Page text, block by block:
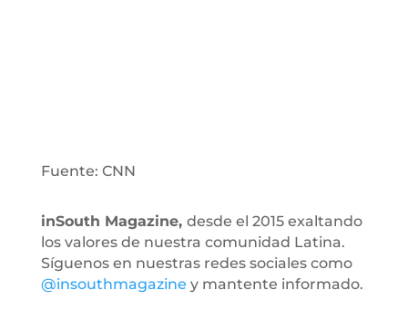
Fuente: CNN
inSouth Magazine, desde el 2015 exaltando
los valores de nuestra comunidad Latina.
Síguenos en nuestras redes sociales como
@insouthmagazine y mantente informado.